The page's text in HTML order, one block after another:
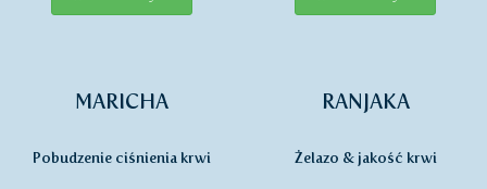
MARICHA
Pobudzenie ciśnienia krwi
RANJAKA
Żelazo & jakość krwi